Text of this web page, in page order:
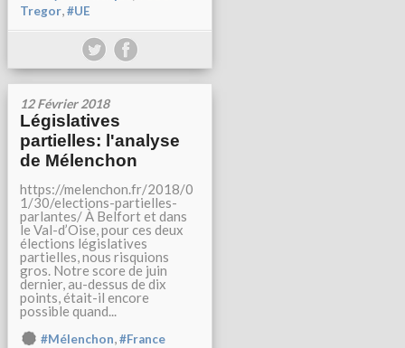
Tregor,#UE
12 Février 2018
Législatives
partielles: l'analyse
de Mélenchon
https://melenchon.fr/2018/0
1/30/elections-partielles-
parlantes/ À Belfort et dans
le Val-d’Oise, pour ces deux
élections législatives
partielles, nous risquions
gros. Notre score de juin
dernier, au-dessus de dix
points, était-il encore
possible quand...
#Mélenchon,#France